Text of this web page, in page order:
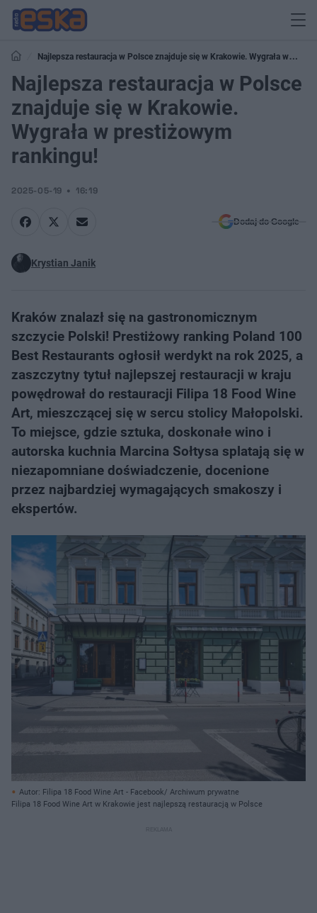
Najlepsza restauracja w Polsce znajduje się w Krakowie. Wygrała w
prestiżowym rankingu!
Najlepsza restauracja w Polsce
znajduje się w Krakowie.
Wygrała w prestiżowym
rankingu!
2025-05-19 16:19
Dodaj do Google
Krystian Janik
Kraków znalazł się na gastronomicznym
szczycie Polski! Prestiżowy ranking Poland 100
Best Restaurants ogłosił werdykt na rok 2025, a
zaszczytny tytuł najlepszej restauracji w kraju
powędrował do restauracji Filipa 18 Food Wine
Art, mieszczącej się w sercu stolicy Małopolski.
To miejsce, gdzie sztuka, doskonałe wino i
autorska kuchnia Marcina Sołtysa splatają się w
niezapomniane doświadczenie, docenione
przez najbardziej wymagających smakoszy i
ekspertów.
Autor: Filipa 18 Food Wine Art - Facebook/ Archiwum prywatne
Filipa 18 Food Wine Art w Krakowie jest najlepszą restauracją w Polsce